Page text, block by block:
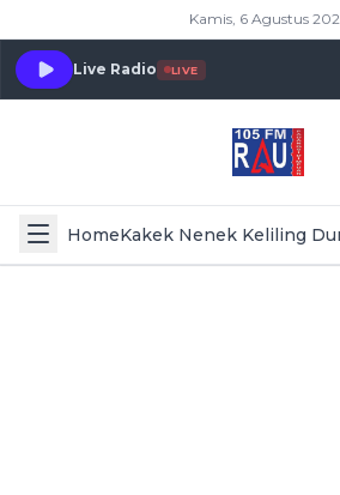
Kamis, 6 Agustus
Live Radio LIVE
HomeKakek Nenek Keliling